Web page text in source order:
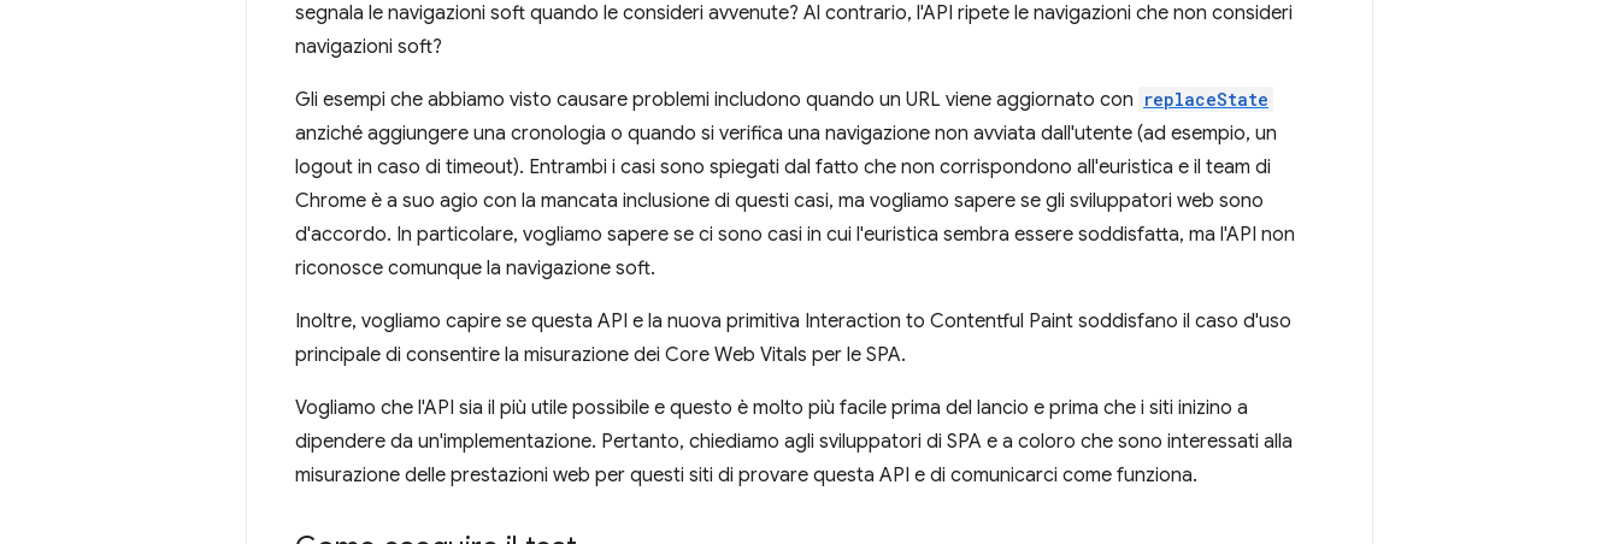
segnala le navigazioni soft quando le consideri avvenute? Al contrario, l'API ripete le navigazioni che non consideri
navigazioni soft?
Gli esempi che abbiamo visto causare problemi includono quando un URL viene aggiornato con replaceState
anziché aggiungere una cronologia o quando si verifica una navigazione non avviata dall'utente (ad esempio, un
logout in caso di timeout). Entrambi i casi sono spiegati dal fatto che non corrispondono all'euristica e il team di
Chrome è a suo agio con la mancata inclusione di questi casi, ma vogliamo sapere se gli sviluppatori web sono
d'accordo. In particolare, vogliamo sapere se ci sono casi in cui l'euristica sembra essere soddisfatta, ma l'API non
riconosce comunque la navigazione soft.
Inoltre, vogliamo capire se questa API e la nuova primitiva Interaction to Contentful Paint soddisfano il caso d'uso
principale di consentire la misurazione dei Core Web Vitals per le SPA.
Vogliamo che l'API sia il più utile possibile e questo è molto più facile prima del lancio e prima che i siti inizino a
dipendere da un'implementazione. Pertanto, chiediamo agli sviluppatori di SPA e a coloro che sono interessati alla
misurazione delle prestazioni web per questi siti di provare questa API e di comunicarci come funziona.